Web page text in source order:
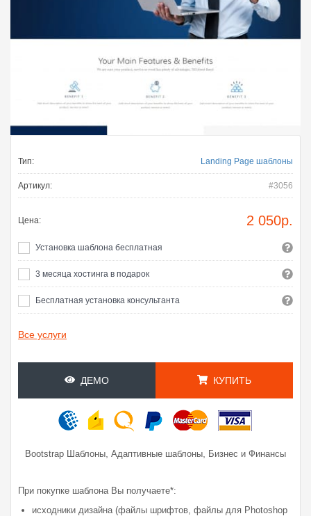
Тип: Landing Page шаблоны
Артикул: #3056
Цена: 2 050р.
Установка шаблона бесплатная
3 месяца хостинга в подарок
Бесплатная установка консультанта
Все услуги
ДЕМО КУПИТЬ
Bootstrap Шаблоны Адаптивные шаблоны Бизнес и Финансы
При покупке шаблона Вы получаете*:
исходники дизайна (файлы шрифтов, файлы для Photoshop